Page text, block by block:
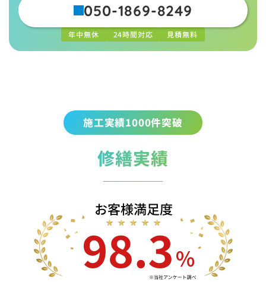
050-1869-8249
年中無休 24時間対応 見積無料
施工実績1000件突破
修繕実績